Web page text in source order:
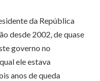
da República
desde 2002, de quase
governo no
ele estava
anos de queda